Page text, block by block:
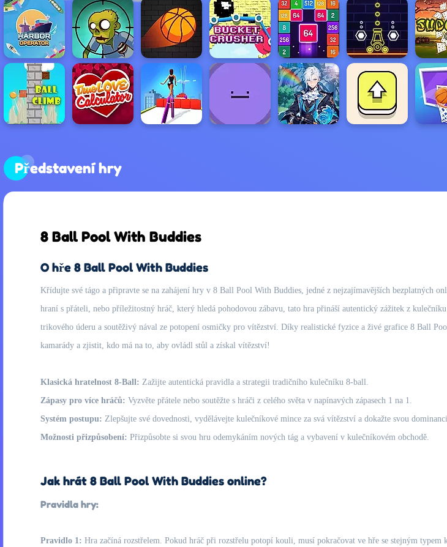
Představení hry
8 Ball Pool With Buddies
O hře 8 Ball Pool With Buddies
Křídujte své tágo a připravte se na zahájení hry v 8 Ball Pool With Buddies, jedné z nejzajímavějších bezplatných
hraní s přáteli, nebo příležitostný hráč, který hledá pohodovou zábavu, tato hra přináší autentický zážitek z
trikového úderu a soutěživý nával ze potopení osmičky pro vítězství. Díky realistické fyzice a živé grafice 8 Ball
kamarády a zjistit, kdo má na to, aby ovládl stůl a získal vítězství!
Klasická hratelnost 8-Ball: Zažijte autentická pravidla a strategii tradičního kulečníku 8-ball.
Zápasy pro více hráčů: Vyzvěte přátele nebo soutěžte s hráči z celého světa v napínavých zápasech 1 na 1.
Systém postupu: Zlepšujte své dovednosti, vydělávejte kulečníkové mince za svá vítězství a dokažte svou
Možnosti přizpůsobení: Přizpůsobte si svou hru odemykáním nových tág a vybavení v kulečníkovém obchodě.
Jak hrát 8 Ball Pool With Buddies online?
Pravidla hry:
Pravidlo 1: Hra začíná rozstřelem. Pokud hráč při rozstřelu potopí kouli, musí pokračovat ve hře se stejným